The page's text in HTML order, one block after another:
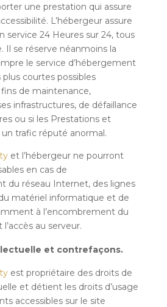
une prestation qui assure
L’hébergeur assure
service 24 Heures sur 24, tous
Il se réserve néanmoins la
le service d’hébergement
courtes possibles
de maintenance,
infrastructures, de défaillance
ou si les Prestations et
trafic réputé anormal.
et l’hébergeur ne pourront
en cas de
du réseau Internet, des lignes
matériel informatique et de
à l’encombrement du
au serveur.
et contrefaçons.
est propriétaire des droits de
et détient les droits d’usage
accessibles sur le site